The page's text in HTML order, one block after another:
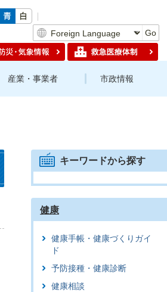
Go
産業・事業者 市政情報
キーワードから探す
健康
健康手帳・健康づくりガイ
ド
予防接種・健康診断
健康相談